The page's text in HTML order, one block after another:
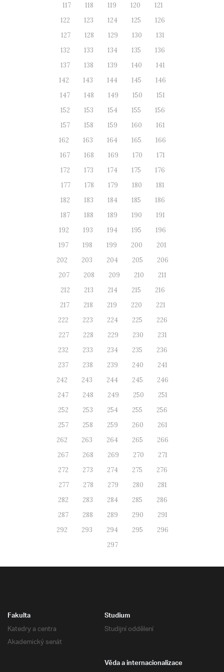
117
118 119 120
121
122
123 124 125
126
127
128 129 130
131
132
133 134 135
136
137
138 139 140
141
142
143 144 145
146
147
148 149 150
151
152
153 154 155
156
157
158 159 160
161
162
163 164 165
166
167
168 169 170
171
172
173 174 175
176
177
178 179 180
181
182
183 184 185
186
187
188 189 190
191
192
193 194 195
196
197
198 199 200
201
202
203 204 205
206
207
208 209 210
211
212
213 214 215
216
217
218 219 220
221
222
223 224 225
226
227
228 229 230
231
232
233 234 235
236
237
238 239 240
241
242
243 244 245
246
247
248 249 250
251
252
253 254 255
256
257
258 259 260
261
262
263 264 265
266
267
268 269 270
271
272
273 274 275
276
277
278 279 280
281
282
283 284 285
286
287
288 289 290
291
292
293 294 295
296
297
Fakulta
Katedry a centra
Akademický senát
Studium
Studijní oddělení
Věda a internacionalizace